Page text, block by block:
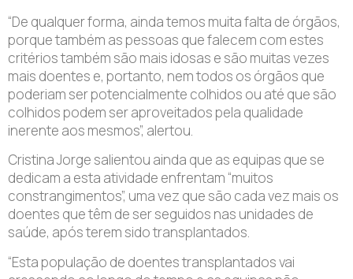
“De qualquer forma, ainda temos muita falta de órgãos,
porque também as pessoas que falecem com estes
critérios também são mais idosas e são muitas vezes
mais doentes e, portanto, nem todos os órgãos que
poderiam ser potencialmente colhidos ou até que são
colhidos podem ser aproveitados pela qualidade
inerente aos mesmos”, alertou.
Cristina Jorge salientou ainda que as equipas que se
dedicam a esta atividade enfrentam “muitos
constrangimentos”, uma vez que são cada vez mais os
doentes que têm de ser seguidos nas unidades de
saúde, após terem sido transplantados.
“Esta população de doentes transplantados vai